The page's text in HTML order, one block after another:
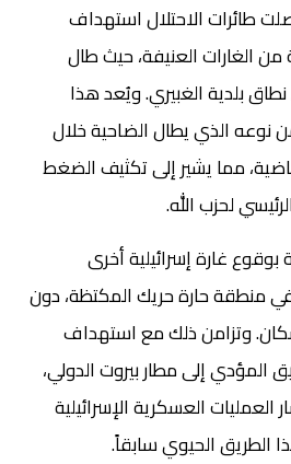
طائرات الاحتلال استهداف
من الغارات العنيفة، حيث طال
بلدية الغبيري. ويُعد هذا
نوعه الذي يطال الضاحية خلال
مما يشير إلى تكثيف الضغط
لحزب الله.
غارة إسرائيلية أخرى
حارة حريك المكتظة، دون
وتزامن ذلك مع استهداف
المؤدي إلى مطار بيروت الدولي،
العسكرية الإسرائيلية
الطريق الحيوي سابقاً.